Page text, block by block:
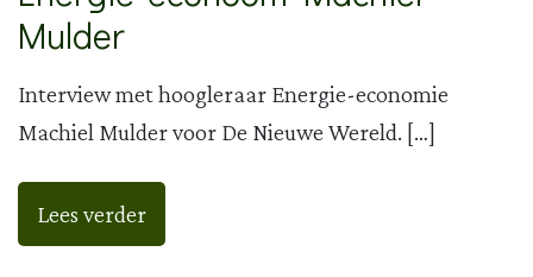
Mulder
Interview met hoogleraar Energie-economie
Machiel Mulder voor De Nieuwe Wereld. […]
Lees verder